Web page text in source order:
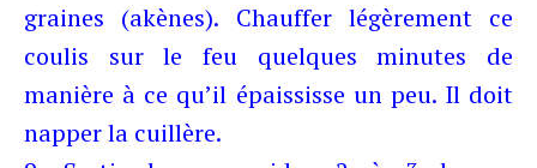
graines (akènes). Chauffer légèrement ce
coulis sur le feu quelques minutes de
manière à ce qu’il épaississe un peu. Il doit
napper la cuillère.